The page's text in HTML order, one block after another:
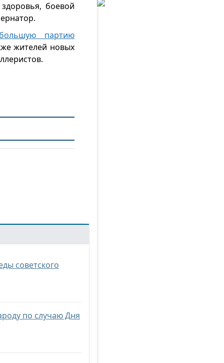
боевой
партию
жителей новых
советского
по случаю Дня